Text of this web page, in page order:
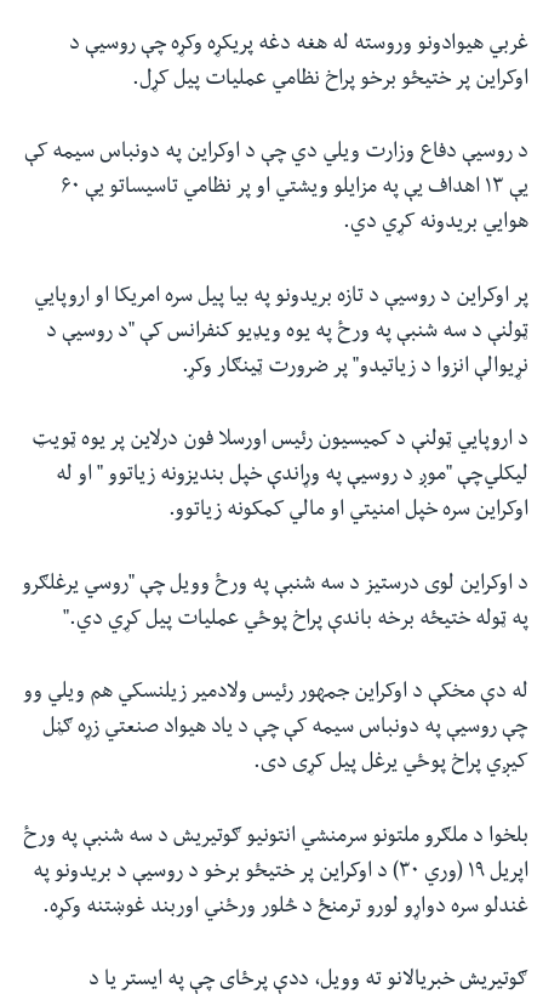
غربي هیوادونو وروسته له هغه دغه پریکړه وکړه چې روسیې د
اوکراین پر ختیځو برخو پراخ نظامي عملیات پیل کړل.
د روسیې دفاع وزارت ویلي دي چې د اوکراین په دونباس سیمه کې
یې ۱۳ اهداف یې په مزایلو ویشتي او پر نظامي تاسیساتو یې ۶۰
هوایي‌ بریدونه کړي دي.
پر اوکراین د روسیې د تازه بریدونو په بیا پيل سره امریکا او اروپايي
ټولنې د سه شنبې په ورځ په یوه ویډیو کنفرانس کې "د روسیې د
نړیوالې انزوا د زیاتیدو" پر ضرورت ټینګار وکړ.
د اروپايي ټولنې د کمیسیون رئیس اورسلا فون درلاین پر یوه ټویټ
لیکلي‌چې "موږ د روسیې په وړاندې خپل بندیزونه زیاتوو " او له
اوکراین سره خپل امنیتي او مالي کمکونه زیاتوو.
د اوکراین لوی درستیز د سه شنبې په ورځ وویل چې "روسي یرغلګرو
په ټوله ختیځه برخه باندې پراخ پوځي عملیات پیل کړي دي."
له دې مخکې د اوکراین جمهور رئیس ولادمیر زیلنسکي هم ویلي وو
چې روسیې په دونباس سیمه کې چې د یاد هیواد صنعتي زړه ګڼل
کیږي پراخ پوځي یرغل پیل کړی دی.
بلخوا د ملګرو ملتونو سرمنشي انتونیو ګوتیریش د سه شنبې په ورځ
اپریل ۱۹ (وري ۳۰) د اوکراین پر ختیځو برخو د روسیې د بریدونو په
غندلو سره دواړو لورو ترمنځ د څلور ورځني اوربند غوښتنه وکړه.
ګوتیریش خبریالانو ته وویل، ددې پرځای چې په ایستر یا د